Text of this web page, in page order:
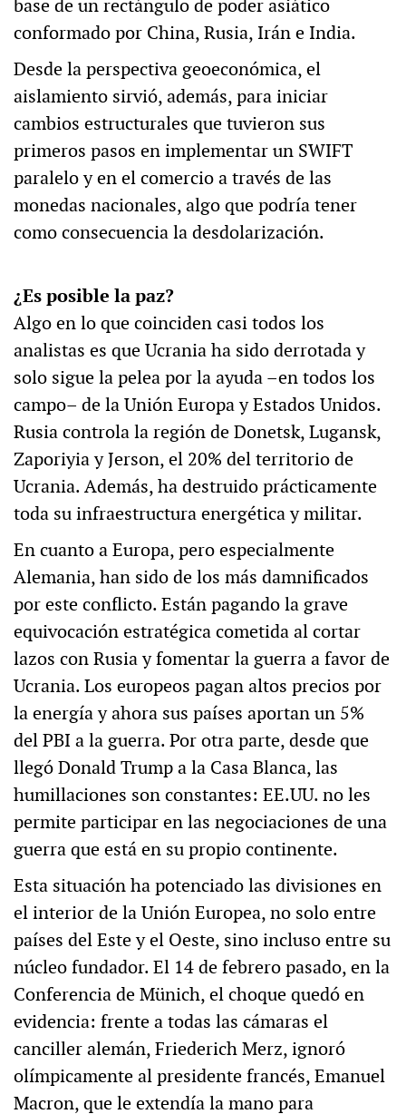
base de un rectángulo de poder asiático
conformado por China, Rusia, Irán e India.
Desde la perspectiva geoeconómica, el
aislamiento sirvió, además, para iniciar
cambios estructurales que tuvieron sus
primeros pasos en implementar un SWIFT
paralelo y en el comercio a través de las
monedas nacionales, algo que podría tener
como consecuencia la desdolarización.
¿Es posible la paz?
Algo en lo que coinciden casi todos los
analistas es que Ucrania ha sido derrotada y
solo sigue la pelea por la ayuda –en todos los
campo– de la Unión Europa y Estados Unidos.
Rusia controla la región de Donetsk, Lugansk,
Zaporiyia y Jerson, el 20% del territorio de
Ucrania. Además, ha destruido prácticamente
toda su infraestructura energética y militar.
En cuanto a Europa, pero especialmente
Alemania, han sido de los más damnificados
por este conflicto. Están pagando la grave
equivocación estratégica cometida al cortar
lazos con Rusia y fomentar la guerra a favor de
Ucrania. Los europeos pagan altos precios por
la energía y ahora sus países aportan un 5%
del PBI a la guerra. Por otra parte, desde que
llegó Donald Trump a la Casa Blanca, las
humillaciones son constantes: EE.UU. no les
permite participar en las negociaciones de una
guerra que está en su propio continente.
Esta situación ha potenciado las divisiones en
el interior de la Unión Europea, no solo entre
países del Este y el Oeste, sino incluso entre su
núcleo fundador. El 14 de febrero pasado, en la
Conferencia de Münich, el choque quedó en
evidencia: frente a todas las cámaras el
canciller alemán, Friederich Merz, ignoró
olímpicamente al presidente francés, Emanuel
Macron, que le extendía la mano para